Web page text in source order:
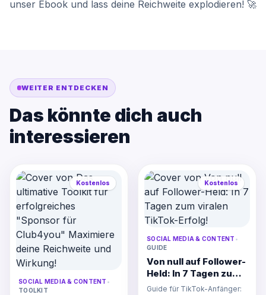
unser Ebook und lass deine Reichweite explodieren! 🚀
WEITER ENTDECKEN
Das könnte dich auch
interessieren
Kostenlos
SOCIAL MEDIA & CONTENT •
TOOLKIT
Kostenlos
SOCIAL MEDIA & CONTENT •
GUIDE
Von null auf Follower-
Held: In 7 Tagen zum
viralen TikTok-Erfolg!
Guide für TikTok-Anfänger: